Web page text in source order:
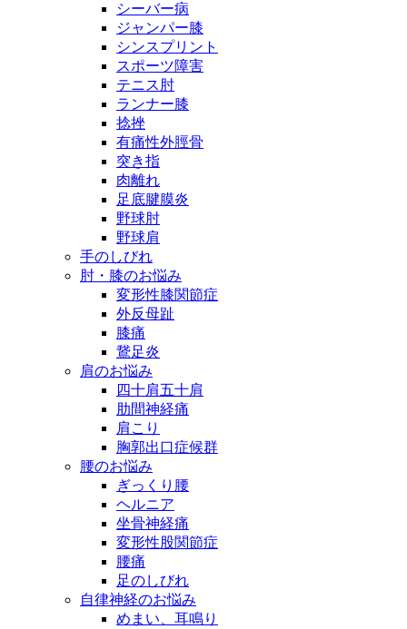
シーバー病
ジャンパー膝
シンスプリント
スポーツ障害
テニス肘
ランナー膝
捻挫
有痛性外脛骨
突き指
肉離れ
足底腱膜炎
野球肘
野球肩
手のしびれ
肘・膝のお悩み
変形性膝関節症
外反母趾
膝痛
鵞足炎
肩のお悩み
四十肩五十肩
肋間神経痛
肩こり
胸郭出口症候群
腰のお悩み
ぎっくり腰
ヘルニア
坐骨神経痛
変形性股関節症
腰痛
足のしびれ
自律神経のお悩み
めまい、耳鳴り